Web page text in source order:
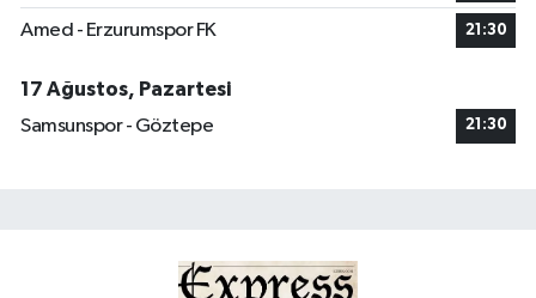
Amed - Erzurumspor FK 21:30
17 Ağustos, Pazartesi
Samsunspor - Göztepe
21:30